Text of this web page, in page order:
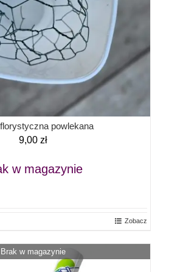
powlekana
9,00 zł
w magazynie
Zobacz
Brak w magazynie